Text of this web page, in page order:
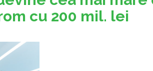
cu 200 mil. lei